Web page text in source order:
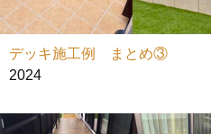
デッキ施工例 まとめ③
2024